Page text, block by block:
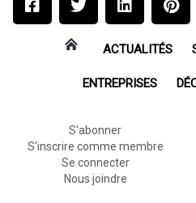
ACTUALITÉS
ENTREPRISES
S'abonner
S'inscrire comme membre
Se connecter
Nous joindre